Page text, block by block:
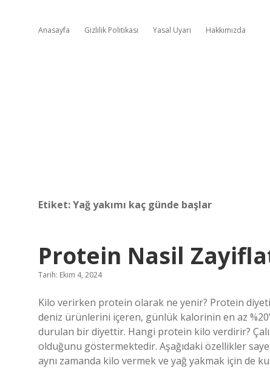
Anasayfa Gizlilik Politikası Yasal Uyarı Hakkımızda
Etiket:Yağ yakımı kaç günde başlar
Protein Nasil
Tarih: Ekim 4, 2024
Kilo verirken protein olarak ne yenir? Protein
deniz ürünlerini içeren, günlük kalorinin en az
durulan bir diyettir. Hangi protein kilo verdirir?
olduğunu göstermektedir. Aşağıdaki özellikler
aynı zamanda kilo vermek ve yağ yakmak için de